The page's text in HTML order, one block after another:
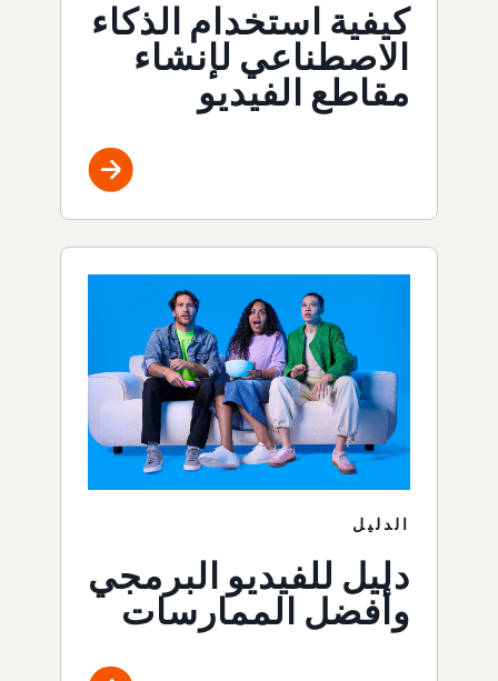
كيفية استخدام الذكاء
الاصطناعي لإنشاء
مقاطع الفيديو
الدليل
دليل للفيديو البرمجي
وأفضل الممارسات